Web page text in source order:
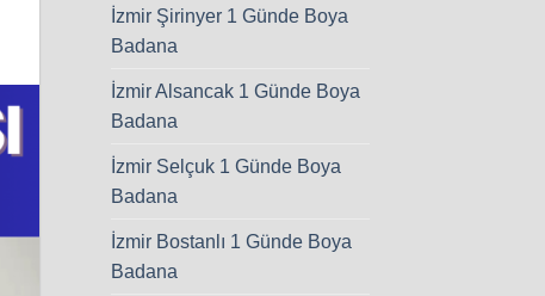
İzmir Şirinyer 1 Günde Boya
Badana
İzmir Alsancak 1 Günde Boya
Badana
İzmir Selçuk 1 Günde Boya
Badana
İzmir Bostanlı 1 Günde Boya
Badana